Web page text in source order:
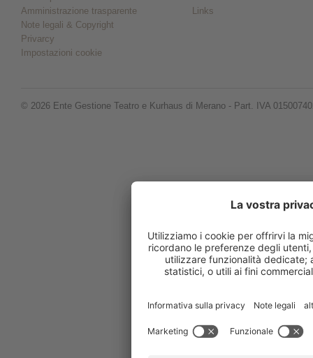
Amministrazione trasparente
Note legali & Copyright
Privarcy
Impostazioni cookie
Links
© 2026 Ente Gestione Teatro e Kurhaus di Merano - Part. IVA